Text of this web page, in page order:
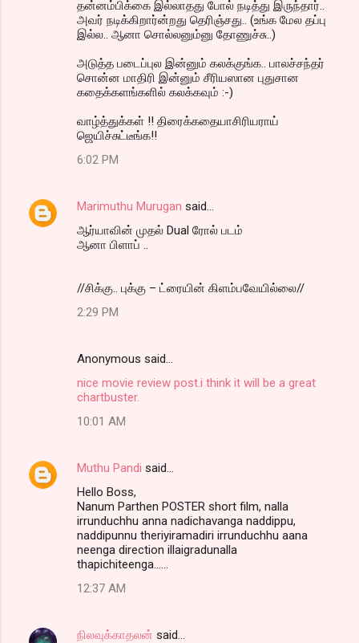
தன்னம்பிக்கை இல்லாதது போல் நடித்து இருந்தார்..
அவர் நடிக்கிறார்ன்றது தெரிஞ்சது.. (உங்க மேல தப்பு
இல்ல.. ஆனா சொல்லனும்னு தோணுச்சு..)
அடுத்த படைப்புல இன்னும் கலக்குங்க.. பாலச்சந்தர்
சொன்ன மாதிரி இன்னும் சீரியஸான புதுசான
கதைக்களங்களில் கலக்கவும் :-)
வாழ்த்துக்கள் !! திரைக்கதையாசிரியராய்
ஜெயிச்சுட்டீங்க!!
6:02 PM
Marimuthu Murugan said…
ஆர்யாவின் முதல் Dual ரோல் படம்
ஆனா பிளாப் ..
//சிக்கு.. புக்கு – ட்ரையின் கிளம்பவேயில்லை//
2:29 PM
Anonymous said…
nice movie review post.i think it will be a great
chartbuster.
10:01 AM
Muthu Pandi said…
Hello Boss,
Nanum Parthen POSTER short film, nalla
irrunduchhu anna nadichavanga naddippu,
naddipunnu theriyiramadiri irrunduchhu aana
neenga direction illaigradunalla
thapichiteenga......
12:37 AM
நிலவுக்காதலன் said…